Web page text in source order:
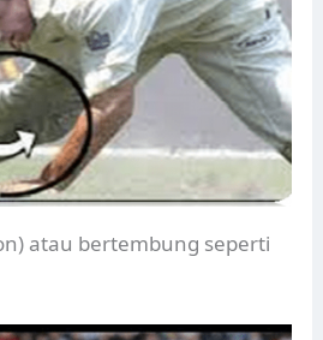
atau bertembung seperti